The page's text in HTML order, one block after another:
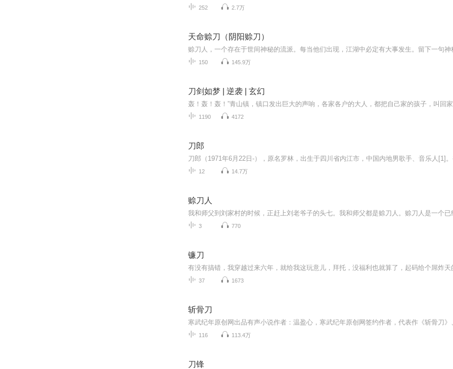
252 2.7万
天命赊刀（阴阳赊刀）
150 145.9万
刀剑如梦 | 逆袭 | 玄幻
1190 4172
刀郎
12 14.7万
赊刀人
3 770
镰刀
有没有搞错，我穿越过来六年，就给我这玩意儿，拜托，没福利也就算了，起码给个屌炸
37 1673
斩骨刀
116 113.4万
刀锋